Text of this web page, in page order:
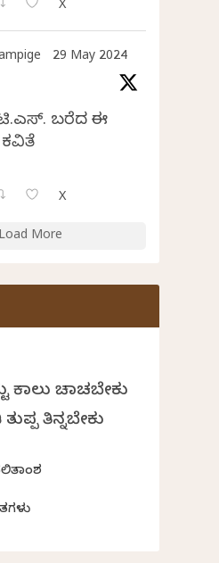
X
29 May 2024
ಬರೆದ ಈ
X
Load More
ಕಾಲು ಚಾಚಬೇಕು
ತಿನ್ನಬೇಕು